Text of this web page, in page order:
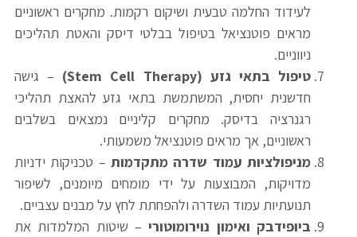
לעידוד החלמה טבעית ושיקום רקמות. מחקרים ראשוניים
מראים פוטנציאל בטיפול בבלטי דיסק והאטת תהליכים
ניווניים.
טיפול בתאי גזע (Stem Cell Therapy)
– גישה
חדשנית יחסית, המשתמשת בתאי גזע להאצת תהליכי
רגנרציה בדיסק. מחקרים קליניים נמצאים בשלבים
ראשוניים, אך מראים פוטנציאל משמעותי.
מניפולציות עמוד שדרה מתקדמות – טכניקות ידניות
מדויקות, המבוצעות על ידי מומחים מיומנים, לשיפור
תנועתיות עמוד השדרה ולהפחתת לחץ על מבנים עצביים.
ביופידבק ואימון נוירומוטורי– שיטות המלמדות את